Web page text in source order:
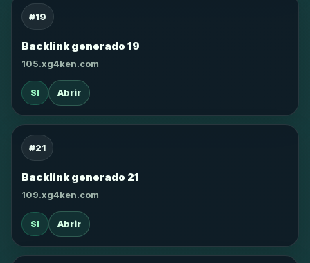
#19
Backlink generado 19
105.xg4ken.com
SI Abrir
#21
Backlink generado 21
109.xg4ken.com
SI Abrir